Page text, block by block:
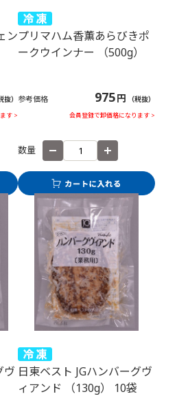
ン
抜）
す >
プリマハム香薫あらびきポ
ークウインナー （500g）
参考価格 975円 （税抜）
会員登録で卸価格になります >
数量
ヴ 日東ベスト JGハンバーグヴ
ィアンド （130g） 10袋